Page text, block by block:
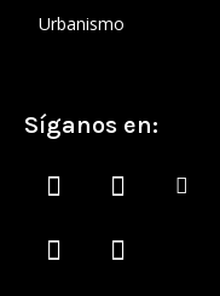
Urbanismo
Síganos en: